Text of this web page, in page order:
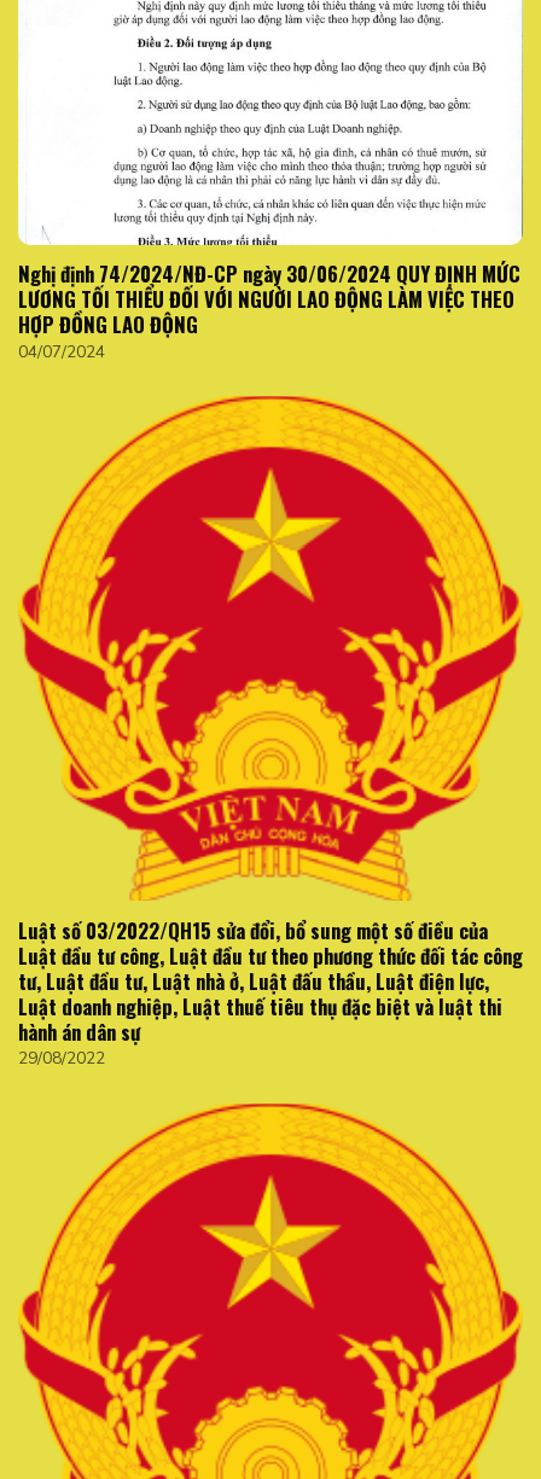
Nghị định 74/2024/NĐ-CP ngày 30/06/2024 QUY ĐỊNH MỨC
LƯƠNG TỐI THIỂU ĐỐI VỚI NGƯỜI LAO ĐỘNG LÀM VIỆC THEO
HỢP ĐỒNG LAO ĐỘNG
04/07/2024
Luật số 03/2022/QH15 sửa đổi, bổ sung một số điều của
Luật đầu tư công, Luật đầu tư theo phương thức đối tác công
tư, Luật đầu tư, Luật nhà ở, Luật đấu thầu, Luật điện lực,
Luật doanh nghiệp, Luật thuế tiêu thụ đặc biệt và luật thi
hành án dân sự
29/08/2022